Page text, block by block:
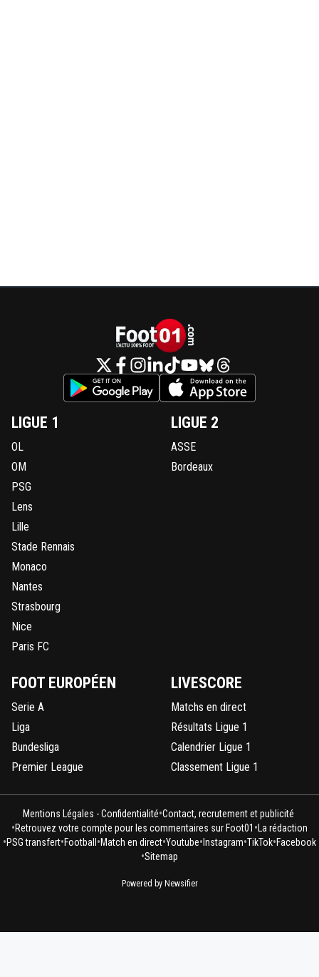
LIGUE 1
OL
OM
PSG
Lens
Lille
Stade Rennais
Monaco
Nantes
Strasbourg
Nice
Paris FC
LIGUE 2
ASSE
Bordeaux
FOOT EUROPÉEN
Serie A
Liga
Bundesliga
Premier League
LIVESCORE
Matchs en direct
Résultats Ligue 1
Calendrier Ligue 1
Classement Ligue 1
Mentions Légales - Confidentialité•Contact, recrutement et publicité
•Retrouvez votre compte pour les commentaires sur Foot01 • La rédaction
•PSG transfert•Football •Match en direct•Youtube• Instagram•TikTok•Facebook
•Sitemap
Powered by Newsifier